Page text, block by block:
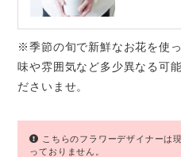
※季節の旬で新鮮なお花を使
味や雰囲気など多少異なる可
ださいませ。
こちらのフラワーデザイナーは
っておりません。